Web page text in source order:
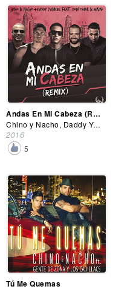
Andas En Mi Cabeza (Remix)
Chino y Nacho, Daddy Yankee, Don Omar y Wisin
2016
5
Tú Me Quemas